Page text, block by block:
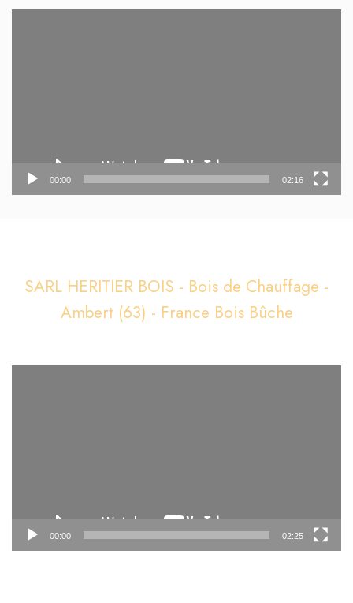
00:00 02:16
SARL HERITIER BOIS - Bois de Chauffage -
Ambert (63) - France Bois Bûche
00:00 02:25